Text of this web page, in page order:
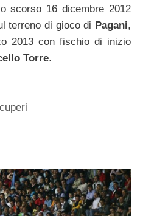
scorso 16 dicembre 2012
terreno di gioco di Pagani,
2013 con fischio di inizio
Torre.